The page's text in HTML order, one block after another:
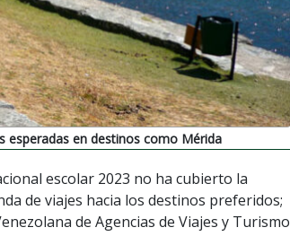
en destinos como Mérida
escolar 2023 no ha cubierto la
de viajes hacia los destinos preferidos;
de Agencias de Viajes y Turismo